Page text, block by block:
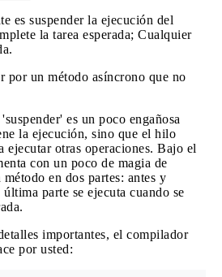
es suspender la ejecución del
la tarea esperada; Cualquier
por un método asíncrono que no
es un poco engañosa
la ejecución, sino que el hilo
ejecutar otras operaciones. Bajo el
con un poco de magia de
en dos partes: antes y
última parte se ejecuta cuando se
importantes, el compilador
por usted: